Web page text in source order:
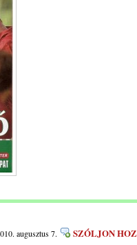
augusztus 7. SZÓLJON